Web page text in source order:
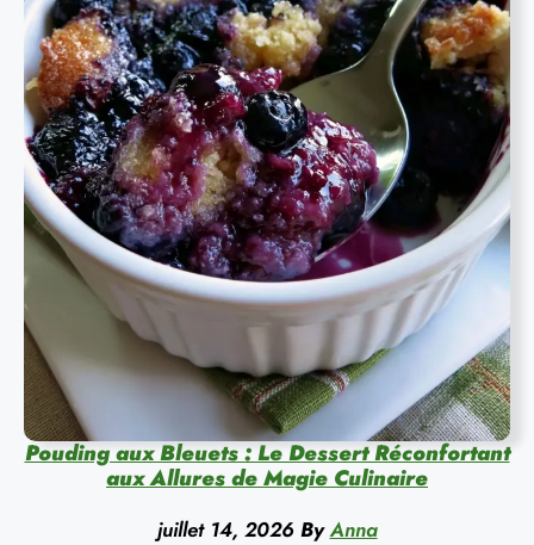
Pouding aux Bleuets : Le Dessert Réconfortant
aux Allures de Magie Culinaire
juillet 14, 2026 By Anna